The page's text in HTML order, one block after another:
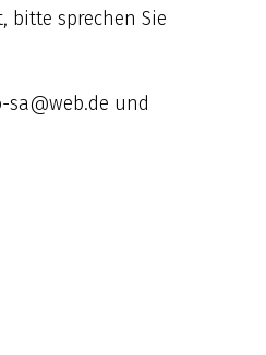
bitte sprechen Sie
sa@web.de und